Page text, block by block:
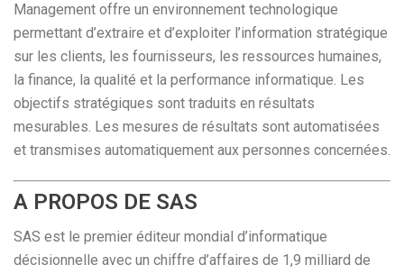
Management offre un environnement technologique
permettant d’extraire et d’exploiter l’information stratégique
sur les clients, les fournisseurs, les ressources humaines,
la finance, la qualité et la performance informatique. Les
objectifs stratégiques sont traduits en résultats
mesurables. Les mesures de résultats sont automatisées
et transmises automatiquement aux personnes concernées.
A PROPOS DE SAS
SAS est le premier éditeur mondial d’informatique
décisionnelle avec un chiffre d’affaires de 1,9 milliard de